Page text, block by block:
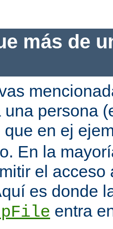
más de
una persona
que en ej
En la
el acceso
es donde
entra